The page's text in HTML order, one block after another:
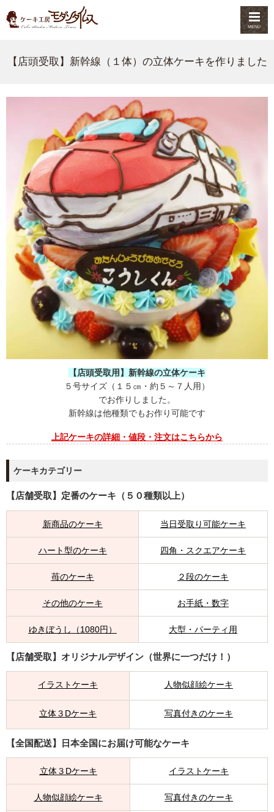
MENU
【店頭受取】新幹線（１体）の立体ケーキを作りました
【店頭受取用】新幹線の立体ケーキ
５号サイズ（１５㎝・約５～７人用）
でお作りしました。
新幹線は他種類でもお作り可能です
上記ケーキの詳細・値段・注文はこちらから
ケーキカテゴリー
【店舗受取】定番のケーキ（５０種類以上）
新商品のケーキ 当日受取り可能ケーキ
ハート型のケーキ 四角・スクエアケーキ
苺のケーキ ２段のケーキ
その他のケーキ お手紙・数字
ゆきぼうし（1080円） 大型・パーティ用
【店舗受取】オリジナルデザイン（世界に一つだけ！）
イラストケーキ 人物似顔絵ケーキ
立体３Dケーキ 写真付きのケーキ
【全国配送】日本全国にお届け可能なケーキ
立体３Dケーキ イラストケーキ
人物似顔絵ケーキ 写真付きのケーキ